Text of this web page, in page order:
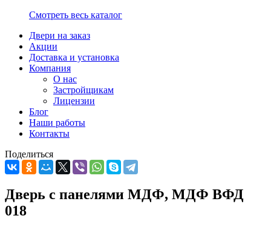
Смотреть весь каталог
Двери на заказ
Акции
Доставка и установка
Компания
О нас
Застройщикам
Лицензии
Блог
Наши работы
Контакты
Поделиться
Дверь с панелями МДФ, МДФ ВФД
018